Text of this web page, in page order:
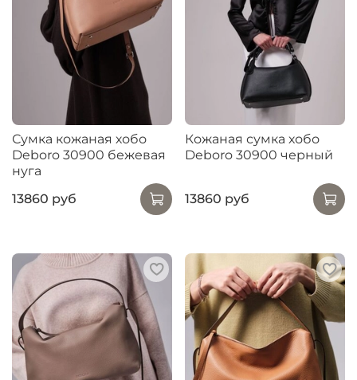
Сумка кожаная хобо
Deboro 30900 бежевая
нуга
13860 руб
Кожаная сумка хобо
Deboro 30900 черный
13860 руб